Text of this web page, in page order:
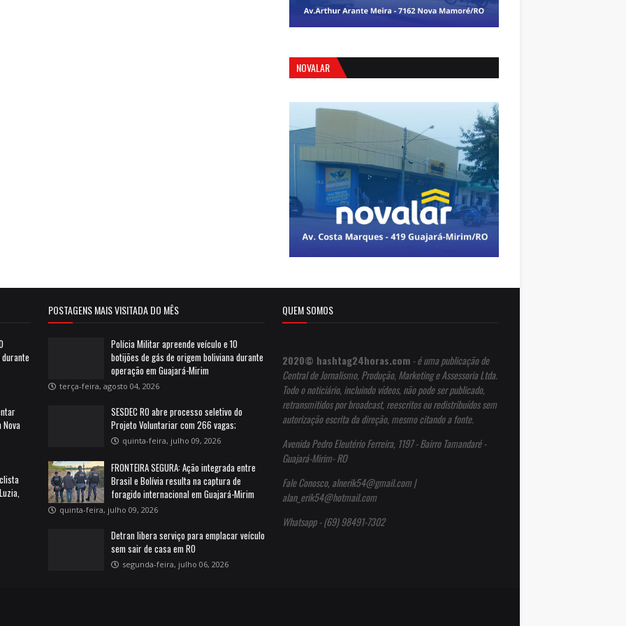
NOVALAR
POSTAGENS MAIS VISITADA DO MÊS
Polícia Militar apreende veículo e 10
botijões de gás de origem boliviana durante
operação em Guajará-Mirim
terça-feira, agosto 04, 2026
SESDEC RO abre processo seletivo do
Projeto Voluntariar com 266 vagas;
quinta-feira, julho 09, 2026
FRONTEIRA SEGURA: Ação integrada entre
Brasil e Bolívia resulta na captura de
foragido internacional em Guajará-Mirim
quinta-feira, julho 09, 2026
Detran libera serviço para emplacar veículo
sem sair de casa em RO
segunda-feira, julho 06, 2026
QUEM SOMOS
2020© hashtag24horas.com - é uma publicação de
Central de Jornalismo, Produção, Marketing e Assessoria Ltda.
Todo o noticiário, incluindo vídeos, não pode ser publicado,
retransmitidos por broadcast, reescritos ou redistribuídos sem
autorização escrita da direção, mesmo citando a fonte.
Avenida Pedro Eleutério Ferreira, 1197 - Bairro Tamandaré -
Guajará-Mirim- RO
Fale Conosco, alnerik54@gmail.com |
alan_erik54@hotmail.com
Whatsapp - (69) 98491-7302